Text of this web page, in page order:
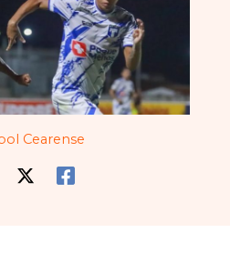
Cearense